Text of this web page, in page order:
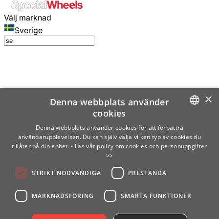
Välj marknad
Sverige
SWEDISH
×
Denna webbplats använder
cookies
Denna webbplats använder cookies för att förbättra
användarupplevelsen. Du kan själv välja vilken typ av cookies du
tillåter på din enhet. - Läs vår policy om cookies och personuppgifter
>>
STRIKT NÖDVÄNDIGA PRESTANDA
MARKNADSFÖRING SMARTA FUNKTIONER